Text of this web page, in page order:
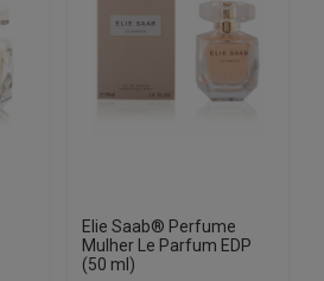
Elie Saab® Perfume
Mulher Le Parfum EDP
(50 ml)